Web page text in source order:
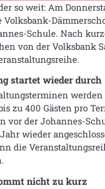
so weit: Am
Schule. Nach
von der Volksbank
startet wieder durch
zu 400 Gästen pro
vor der Johannes-
wieder
die
nicht zu kurz